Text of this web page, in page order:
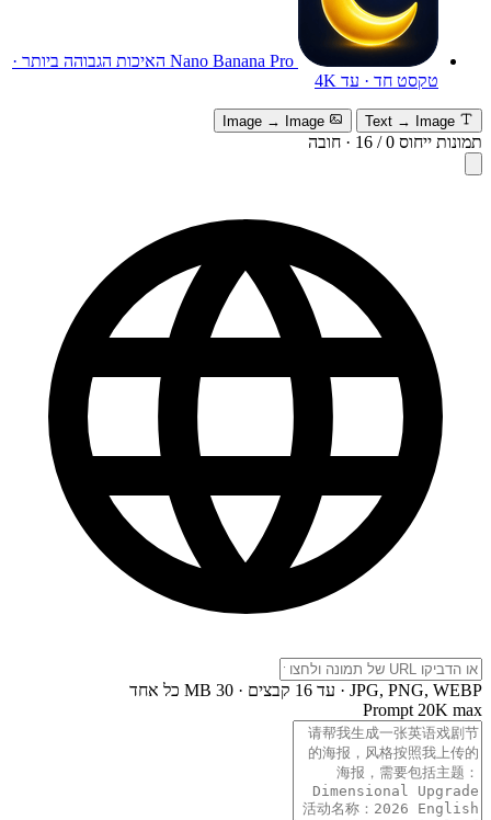
Nano Banana Pro האיכות הגבוהה ביותר ·
טקסט חד · עד 4K
Text → Image
Image → Image
תמונות ייחוס 0
/
16
· חובה
JPG, PNG, WEBP · עד 16 קבצים · 30 MB כל אחד
Prompt 20K max